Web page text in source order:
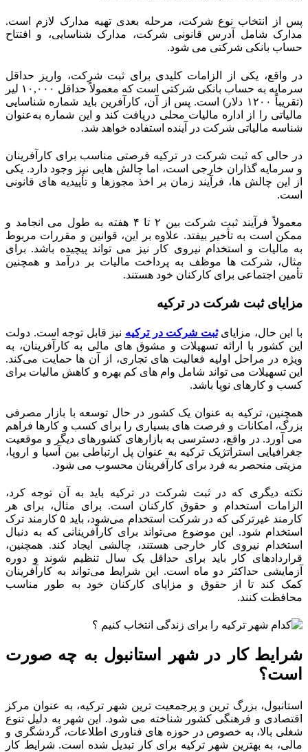
پس از انتخاب نوع شرکت، مرحله بعدی تهیه مدارک لازم است.
مدارک شامل آدرس قانونی شرکت، مدارک شناسایی، و افتتاح
حساب بانکی شرکتی می‌ شود.
در واقع، یکی از الزامات کلیدی برای ثبت شرکت، واریز حداقل
سرمایه به حساب بانکی شرکتی است که معمولاً حداقل ۱۰,۰۰۰ لیر
(تقریباً ۱۲۰۰ دلار) است. پس از آن، کارآفرین باید شماره شناسایی
مالیاتی را از اداره مالیات محلی دریافت کند و این شماره به‌عنوان
شناسه مالیاتی شرکت در آینده استفاده خواهد شد.
در حالی که ثبت شرکت در ترکیه فرصتی مناسب برای کارآفرینان
و سرمایه‌ گذاران خارجی است، اما چالش‌ هایی نیز وجود دارد. یکی
از این چالش‌ ها، فرآیند زمان‌ بر اخذ مجوزها و تأییدیه‌ های قانونی
است.
معمولاً فرآیند ثبت شرکت بین ۲ تا ۴ هفته به طول می‌ انجامد و
ممکن است به تأخیر بیفتد. علاوه بر این، قوانین و مقررات مربوط
به مالیات و استخدام نیروی کار نیز می‌ تواند پیچیده باشد. برای
مثال، شرکت‌ ها موظف به پرداخت مالیات بر درآمد و همچنین
تأمین اجتماعی برای کارکنان خود هستند.
مزایای ثبت شرکت در ترکیه
با این حال، مزایایثبت شرکت در ترکیه نیز قابل توجه است. دولت
این کشور با ارائه تسهیلات و مشوق‌ های مالی به کارآفرینان، به‌
ویژه در مراحل اولیه فعالیت‌ های تجاری، از آن‌ ها حمایت می‌کند.
این تسهیلات می‌ تواند شامل وام‌ های کم بهره و کاهش مالیات برای
کسب‌ و کارهای نوپا باشد.
همچنین، ترکیه به عنوان یک کشور در حال توسعه با بازار مصرفی
بزرگ، امکانات و فرصت‌ های بسیاری را برای کسب و کارها فراهم
می‌ آورد. در واقع، دسترسی به بازارهای کشورهای دیگر و موقعیت
جغرافیایی استراتژیک ترکیه به عنوان پل ارتباطی بین آسیا و اروپا،
مزیتی منحصر به فرد برای کارآفرینان محسوب می‌ شود.
نکته دیگری که در ثبت شرکت در ترکیه باید به آن توجه کرد،
الزامات استخدام و حقوق کارکنان است. برای مثال، برای هر
کارمند غیرترکی که در شرکت استخدام می‌شود، باید ۵ کارمند ترک
استخدام شود. این موضوع می‌تواند برای کارآفرینانی که به دنبال
استخدام نیروی کار خارجی هستند، چالشی ایجاد کند. همچنین،
قراردادهای کار باید برای حداقل یک سال تنظیم شوند و دوره
آزمایشی حداکثر دو ماه است. این شرایط می‌تواند به کارآفرینان
کمک کند تا از حقوق و مزایای کارکنان خود به‌ طور مناسب
محافظت کنند.
شرایط کار در شهر استانبول به چه صورت
است؟
استانبول، بزرگ‌ ترین و پرجمعیت‌ ترین شهر ترکیه، به عنوان مرکز
اقتصادی و فرهنگی کشور شناخته می‌ شود. این شهر به دلیل تنوع
شغلی بالا، به خصوص در حوزه‌ های فناوری اطلاعات، گردشگری و
مالی، به بهترین شهر ترکیه برای کار تبدیل شده است. شرایط کار